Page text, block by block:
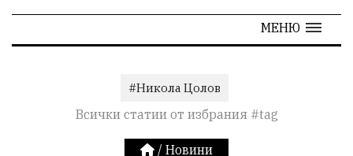
МЕНЮ
#Никола Цолов
Всички статии от избрания #tag
/ Новини